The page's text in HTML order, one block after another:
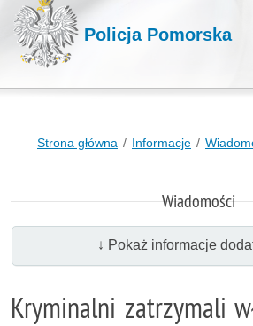
Policja Pomorska
Strona główna Informacje
Wiadomości
↓ Pokaż informacje
Kryminalni zatrzymali